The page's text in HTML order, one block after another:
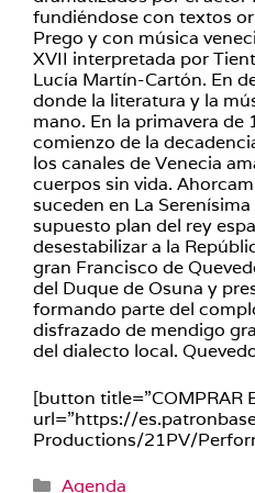
fundiéndose con textos
Prego y con música
XVII interpretada por
Lucía Martín-Cartón. En
donde la literatura y la
mano. En la primavera de
comienzo de la
los canales de Venecia
cuerpos sin vida.
suceden en La
supuesto plan del rey
desestabilizar a la
gran Francisco de
del Duque de Osuna y
formando parte del
disfrazado de mendigo
del dialecto local.
[button title=”COMPRAR
url=”https://
Productions/21PV/
Categorías
Agenda